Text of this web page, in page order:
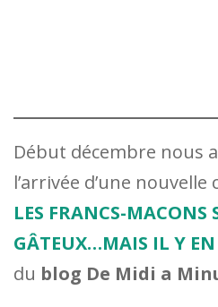
Début décembre nous
l’arrivée d’une
LES FRANCS-MACONS
GÂTEUX…MAIS IL Y
du blog De Midi a